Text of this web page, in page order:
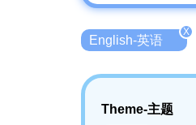
English-英语
X
Theme-主题